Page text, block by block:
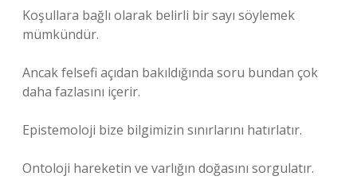
Koşullara bağlı olarak belirli bir sayı söylemek
mümkündür.
Ancak felsefi açıdan bakıldığında soru bundan çok
daha fazlasını içerir.
Epistemoloji bize bilgimizin sınırlarını hatırlatır.
Ontoloji hareketin ve varlığın doğasını sorgulatır.